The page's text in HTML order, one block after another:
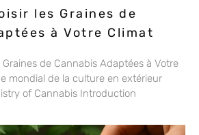
les Graines de
à Votre Climat
de Cannabis Adaptées à Votre
de la culture en extérieur
of Cannabis Introduction